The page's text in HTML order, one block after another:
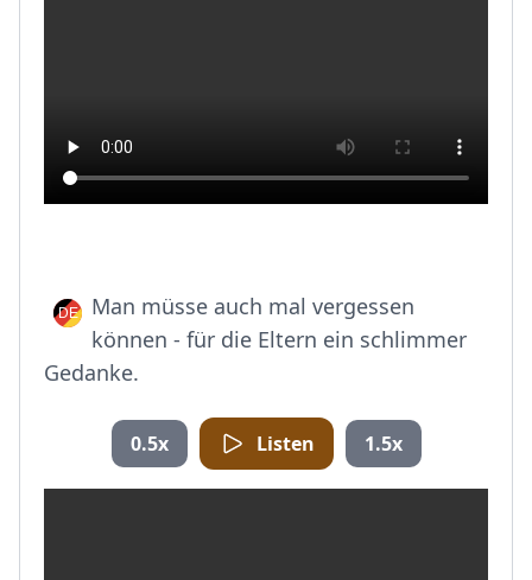
Man müsse auch mal vergessen
können - für die Eltern ein schlimmer
Gedanke.
0.5x Listen 1.5x